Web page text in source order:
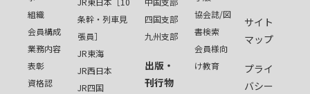
組織
会員構成
業務内容
表彰
資格認
条幹・列車見
張員］
JR東海
JR西日本
JR四国
四国支部
九州支部
出版・
刊行物
協会誌/図
書検索
会員様向
け教育
サイト
マップ
プライ
バシー